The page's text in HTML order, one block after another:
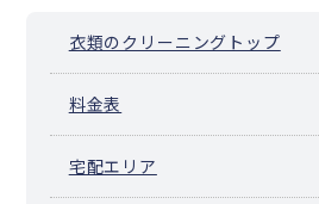
衣類のクリーニングトップ
料金表
宅配エリア